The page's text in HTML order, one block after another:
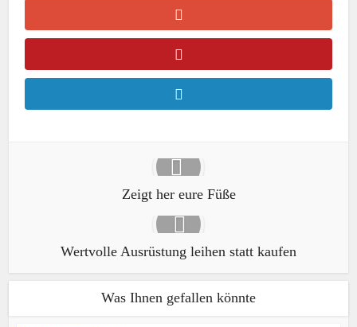
Zeigt her eure Füße
Wertvolle Ausrüstung leihen statt kaufen
Was Ihnen gefallen könnte